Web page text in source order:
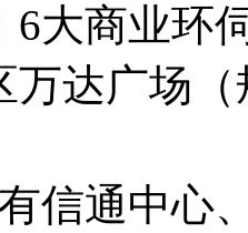
6大商业环
万达广场
信通中心